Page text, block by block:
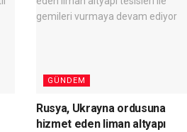
GÜNDEM
Rusya, Ukrayna ordusuna
hizmet eden liman altyapı